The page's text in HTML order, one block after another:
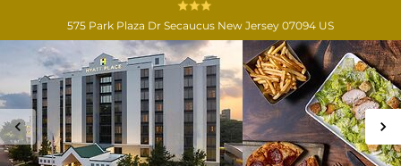
575 Park Plaza Dr Secaucus New Jersey 07094 US